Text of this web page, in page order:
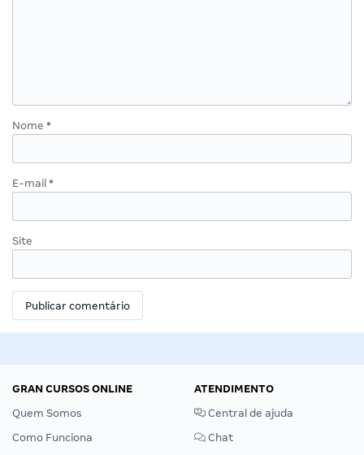
Nome *
E-mail *
Site
GRAN CURSOS ONLINE
Quem Somos
Como Funciona
ATENDIMENTO
Central de ajuda
Chat